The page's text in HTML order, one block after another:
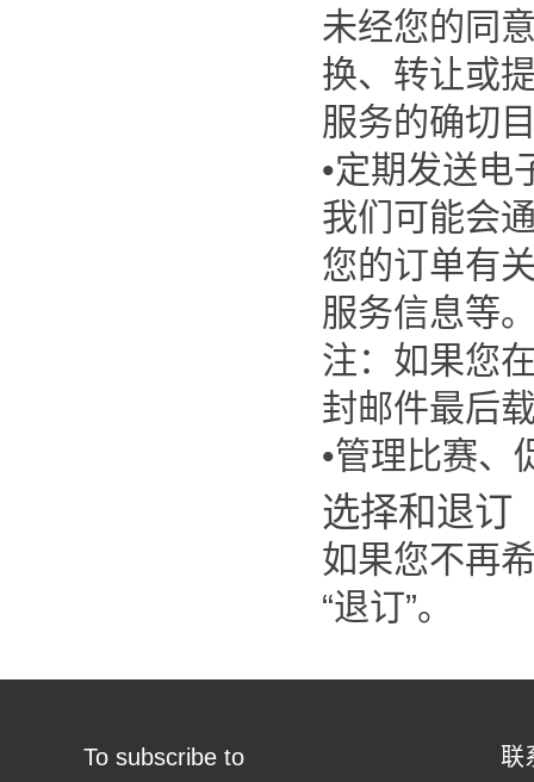
未经您的同
换、转让或
服务的确切
•定期发送电
我们可能会
您的订单有
服务信息等
注：如果您
封邮件最后
•管理比赛、
选择和退订
如果您不再
“退订”。
To subscribe to 联